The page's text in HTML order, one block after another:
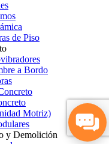
de Piso
a Bordo
Motriz)
y Demolición